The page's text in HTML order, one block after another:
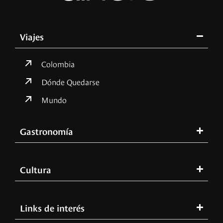
Viajes
Colombia
Dónde Quedarse
Mundo
Gastronomía
Cultura
Links de interés